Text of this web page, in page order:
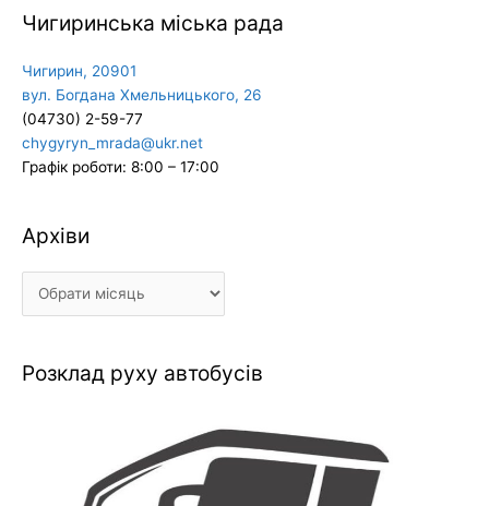
Чигиринська міська рада
Чигирин, 20901
вул. Богдана Хмельницького, 26
(04730) 2-59-77
chygyryn_mrada@ukr.net
Графік роботи: 8:00 – 17:00
Архіви
Архіви
Розклад руху автобусів